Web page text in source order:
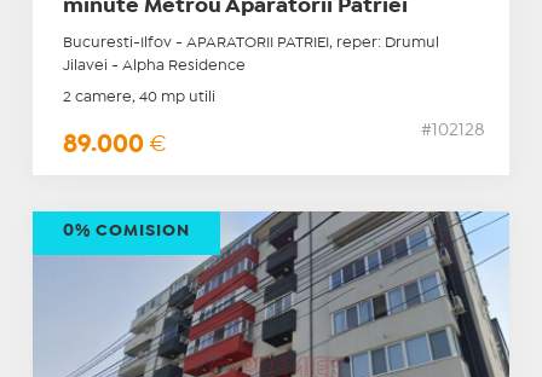
minute Metrou Apărătorii Patriei
Bucuresti-Ilfov - APARATORII PATRIEI, reper: Drumul
Jilavei - Alpha Residence
2 camere, 40 mp utili
89.000 €
#102128
0% COMISION